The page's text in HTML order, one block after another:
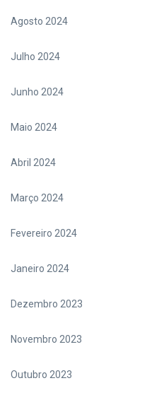
Agosto 2024
Julho 2024
Junho 2024
Maio 2024
Abril 2024
Março 2024
Fevereiro 2024
Janeiro 2024
Dezembro 2023
Novembro 2023
Outubro 2023